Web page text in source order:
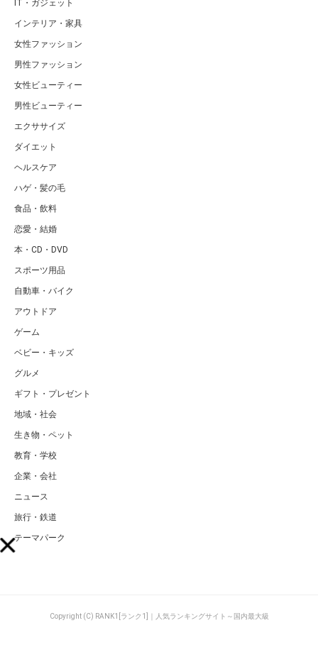
IT・ガジェット
インテリア・家具
女性ファッション
男性ファッション
女性ビューティー
男性ビューティー
エクササイズ
ダイエット
ヘルスケア
ハゲ・髪の毛
食品・飲料
恋愛・結婚
本・CD・DVD
スポーツ用品
自動車・バイク
アウトドア
ゲーム
ベビー・キッズ
グルメ
ギフト・プレゼント
地域・社会
生き物・ペット
教育・学校
企業・会社
ニュース
旅行・鉄道
テーマパーク
Copyright (C) RANK1[ランク1]｜人気ランキングサイト～国内最大級